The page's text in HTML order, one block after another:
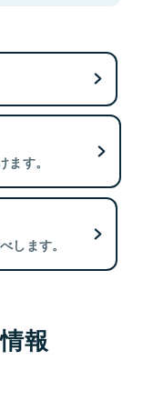
す。
します。
報